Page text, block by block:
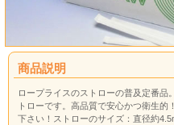
商品説明
ロープライスのストローの普及定番品
トローです。高品質で安心かつ衛生
下さい！ストローのサイズ：直径約